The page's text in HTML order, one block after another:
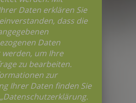
Daten erklären Sie
dass die
Daten
um Ihre
zu bearbeiten.
zur
Ihrer Daten finden Sie